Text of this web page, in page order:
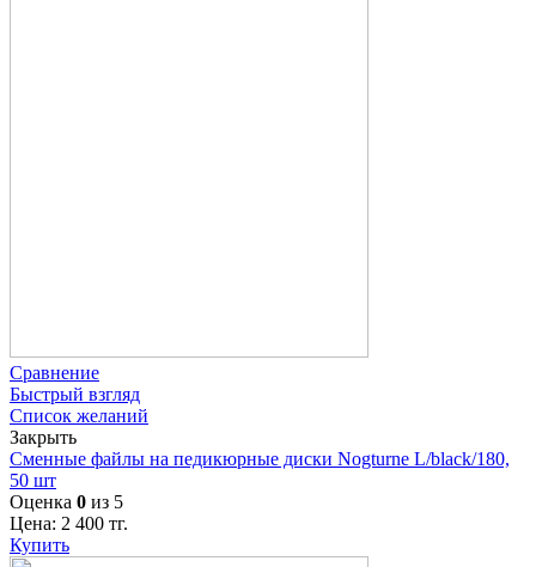
Сравнение
Быстрый взгляд
Список желаний
Закрыть
Сменные файлы на педикюрные диски Nogturne L/black/180,
50 шт
Оценка 0 из 5
Цена: 2 400 тг.
Купить